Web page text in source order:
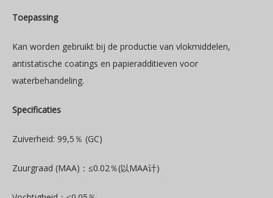
Toepassing
Kan worden gebruikt bij de productie van vlokmiddelen,
antistatische coatings en papieradditieven voor
waterbehandeling.
Specificaties
Zuiverheid: 99,5％ (GC)
Zuurgraad (MAA)：≤0.02％(以MAA计)